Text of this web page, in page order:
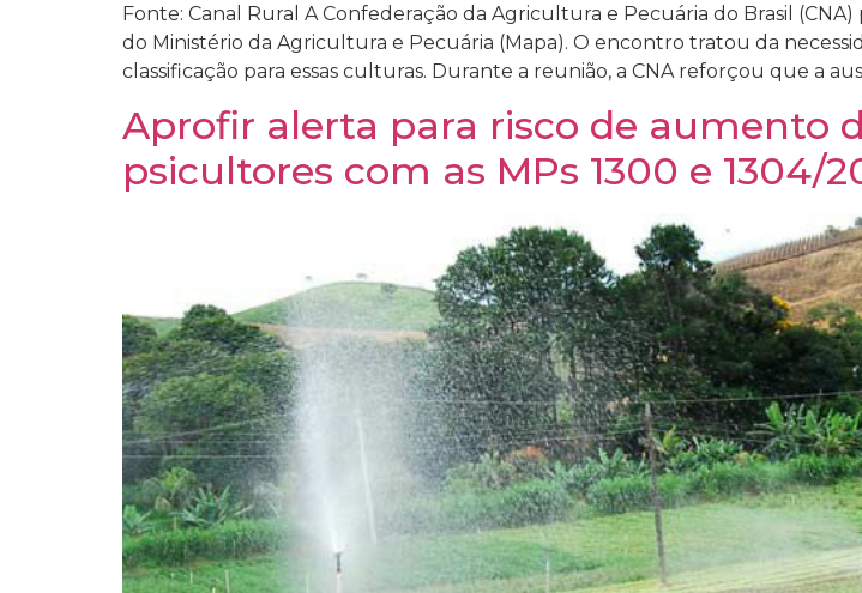
Fonte: Canal Rural A Confederação da Agricultura e Pecuária do Brasil
do Ministério da Agricultura e Pecuária (Mapa). O encontro tratou da
classificação para essas culturas. Durante a reunião, a CNA reforçou que a
Aprofir alerta para risco de aumento
psicultores com as MPs 1300 e 1304/